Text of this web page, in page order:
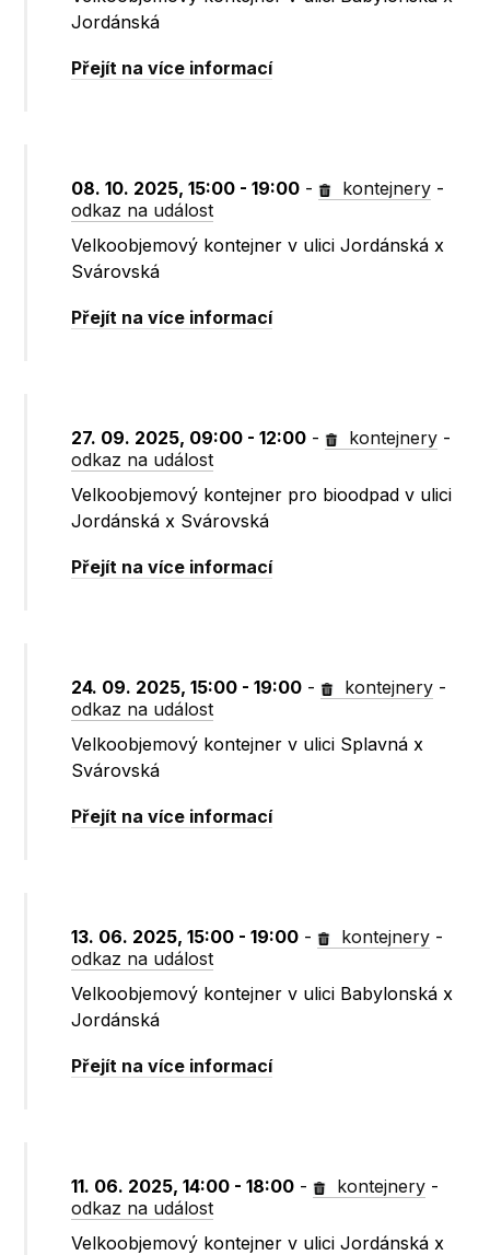
Jordánská
Přejít na více informací
08. 10. 2025, 15:00 - 19:00 - kontejnery -
odkaz na událost
Velkoobjemový kontejner v ulici Jordánská x
Svárovská
Přejít na více informací
27. 09. 2025, 09:00 - 12:00 - kontejnery -
odkaz na událost
Velkoobjemový kontejner pro bioodpad v ulici
Jordánská x Svárovská
Přejít na více informací
24. 09. 2025, 15:00 - 19:00 - kontejnery -
odkaz na událost
Velkoobjemový kontejner v ulici Splavná x
Svárovská
Přejít na více informací
13. 06. 2025, 15:00 - 19:00 - kontejnery -
odkaz na událost
Velkoobjemový kontejner v ulici Babylonská x
Jordánská
Přejít na více informací
11. 06. 2025, 14:00 - 18:00 - kontejnery -
odkaz na událost
Velkoobjemový kontejner v ulici Jordánská x